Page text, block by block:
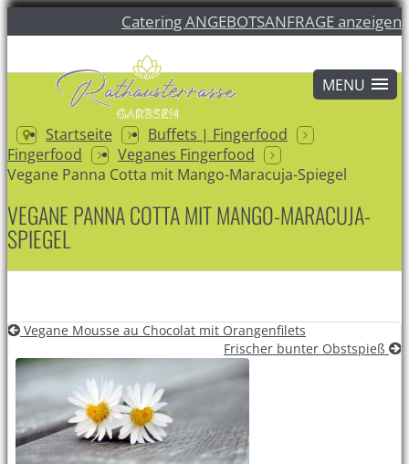
Catering ANGEBOTSANFRAGE anzeigen
Startseite
Buffets | Fingerfood
Fingerfood
Veganes Fingerfood
Vegane Panna Cotta mit Mango-Maracuja-Spiegel
VEGANE PANNA COTTA MIT MANGO-MARACUJA-
SPIEGEL
Vegane Mousse au Chocolat mit Orangenfilets
Frischer bunter Obstspieß